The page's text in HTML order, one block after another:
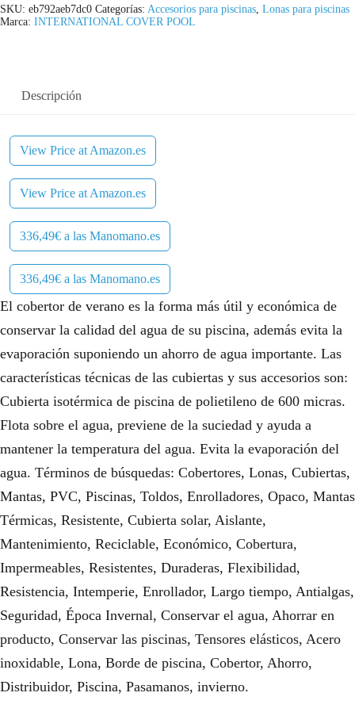
SKU: eb792aeb7dc0 Categorías: Accesorios para piscinas, Lonas para piscinas
Marca: INTERNATIONAL COVER POOL
Descripción
View Price at Amazon.es
View Price at Amazon.es
336,49€ a las Manomano.es
336,49€ a las Manomano.es
El cobertor de verano es la forma más útil y económica de
conservar la calidad del agua de su piscina, además evita la
evaporación suponiendo un ahorro de agua importante. Las
características técnicas de las cubiertas y sus accesorios son:
Cubierta isotérmica de piscina de polietileno de 600 micras.
Flota sobre el agua, previene de la suciedad y ayuda a
mantener la temperatura del agua. Evita la evaporación del
agua. Términos de búsquedas: Cobertores, Lonas, Cubiertas,
Mantas, PVC, Piscinas, Toldos, Enrolladores, Opaco, Mantas
Térmicas, Resistente, Cubierta solar, Aislante,
Mantenimiento, Reciclable, Económico, Cobertura,
Impermeables, Resistentes, Duraderas, Flexibilidad,
Resistencia, Intemperie, Enrollador, Largo tiempo, Antialgas,
Seguridad, Época Invernal, Conservar el agua, Ahorrar en
producto, Conservar las piscinas, Tensores elásticos, Acero
inoxidable, Lona, Borde de piscina, Cobertor, Ahorro,
Distribuidor, Piscina, Pasamanos, invierno.